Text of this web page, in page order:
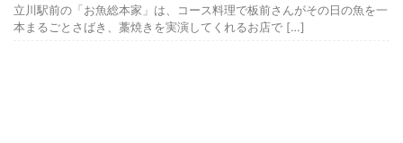
立川駅前の「お魚総本家」は、コース料理で板前さんがその日の魚を一
本まるごとさばき、藁焼きを実演してくれるお店で […]